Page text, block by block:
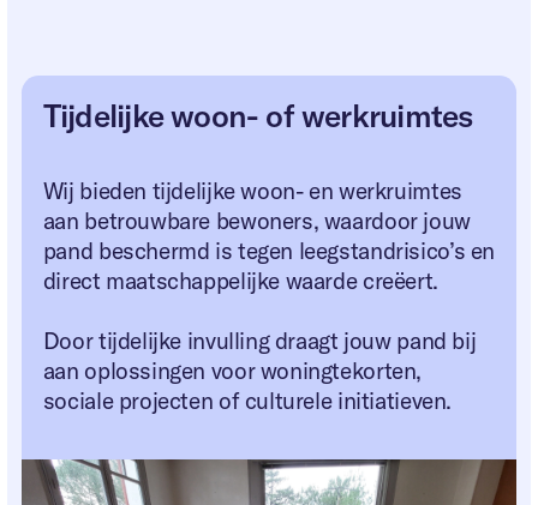
Tijdelijke woon- of werkruimtes
Wij bieden tijdelijke woon- en werkruimtes
aan betrouwbare bewoners, waardoor jouw
pand beschermd is tegen leegstandrisico’s en
direct maatschappelijke waarde creëert.
Door tijdelijke invulling draagt jouw pand bij
aan oplossingen voor woningtekorten,
sociale projecten of culturele initiatieven.